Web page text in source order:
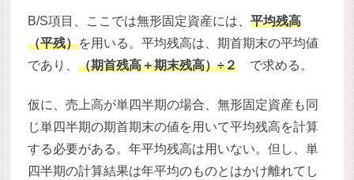
B/S項目、ここでは無形固定資産には、平均残高
（平残）を用いる。平均残高は、期首期末の平均値
であり、（期首残高＋期末残高）÷２ で求める。
仮に、売上高が単四半期の場合、無形固定資産も同
じ単四半期の期首期末の値を用いて平均残高を計算
する必要がある。年平均残高は用いない。但し、単
四半期の計算結果は年平均のものとはかけ離れてし